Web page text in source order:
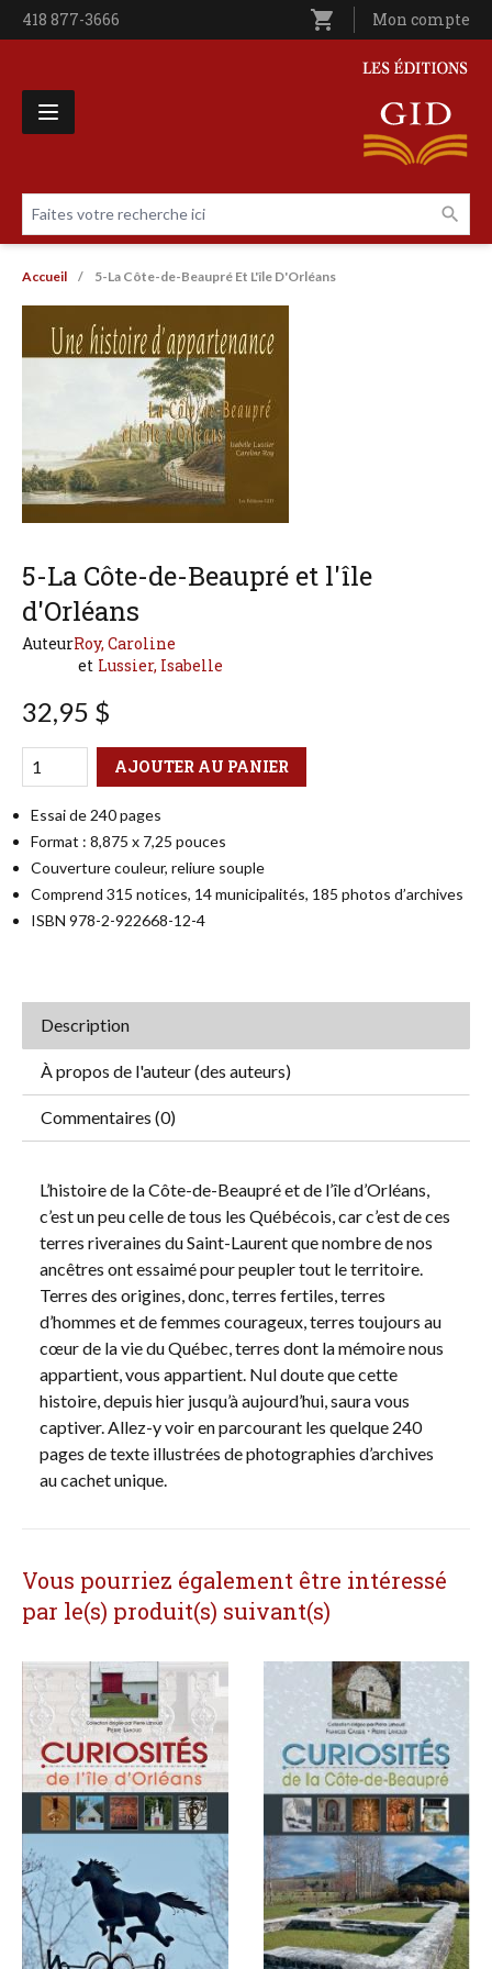
Aller au contenu principal
Téléphone
418 877-3666 shopping_cart Utilisateur
Mon compte
Les Éditions GID
Faites votre recherche ici
Livres par page
Fil d'Ariane
Accueil 5-La Côte-de-Beaupré Et L'île D'Orléans
5-La Côte-de-Beaupré et l'île
d'Orléans
AuteurRoy, Caroline
Lussier, Isabelle
32,95 $
Qté
Format AJOUTER AU PANIER
Essai de 240 pages
Format : 8,875 x 7,25 pouces
Couverture couleur, reliure souple
Comprend 315 notices, 14 municipalités, 185 photos d’archives
ISBN 978-2-922668-12-4
Description
À propos de l'auteur (des auteurs)
Commentaires (0)
L’histoire de la Côte-de-Beaupré et de l’île d’Orléans,
c’est un peu celle de tous les Québécois, car c’est de ces
terres riveraines du Saint-Laurent que nombre de nos
ancêtres ont essaimé pour peupler tout le territoire.
Terres des origines, donc, terres fertiles, terres
d’hommes et de femmes courageux, terres toujours au
cœur de la vie du Québec, terres dont la mémoire nous
appartient, vous appartient. Nul doute que cette
histoire, depuis hier jusqu’à aujourd’hui, saura vous
captiver. Allez-y voir en parcourant les quelque 240
pages de texte illustrées de photographies d’archives
au cachet unique.
Vous pourriez également être intéressé
par le(s) produit(s) suivant(s)